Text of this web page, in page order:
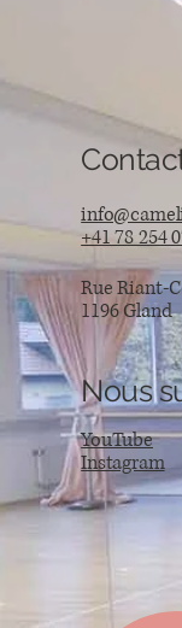
+41 78 254
Rue Riant-
1196 Gland
Nous
YouTube
Instagram